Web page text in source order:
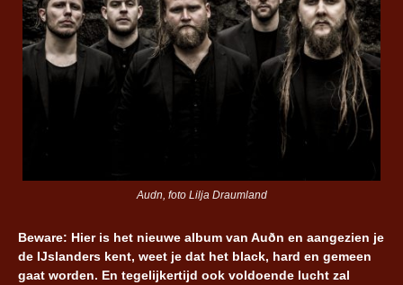
Audn, foto Lilja Draumland
Beware: Hier is het nieuwe album van Auðn en aangezien je
de IJslanders kent, weet je dat het black, hard en gemeen
gaat worden. En tegelijkertijd ook voldoende lucht zal